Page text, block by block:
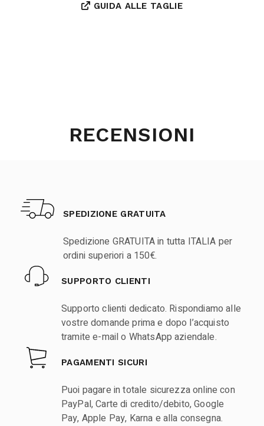
GUIDA ALLE TAGLIE
RECENSIONI
SPEDIZIONE GRATUITA
Spedizione GRATUITA in tutta ITALIA per
ordini superiori a 150€.
SUPPORTO CLIENTI
Supporto clienti dedicato. Rispondiamo alle
vostre domande prima e dopo l’acquisto
tramite e-mail o WhatsApp aziendale.
PAGAMENTI SICURI
Puoi pagare in totale sicurezza online con
PayPal, Carte di credito/debito, Google
Pay, Apple Pay, Karna e alla consegna.